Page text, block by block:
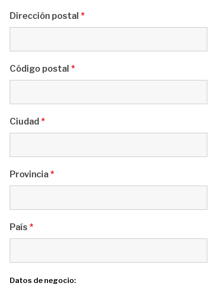
Dirección postal *
Código postal *
Ciudad *
Provincia*
País *
Datos de negocio: